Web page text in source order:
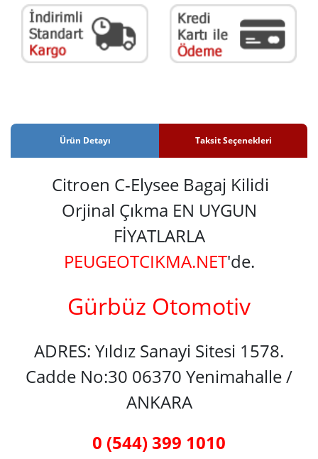
Ürün Detayı Taksit Seçenekleri
Citroen C-Elysee Bagaj Kilidi
Orjinal Çıkma EN UYGUN
FİYATLARLA
PEUGEOTCIKMA.NET'de.
Gürbüz Otomotiv
ADRES: Yıldız Sanayi Sitesi 1578.
Cadde No:30 06370 Yenimahalle /
ANKARA
0 (544) 399 1010